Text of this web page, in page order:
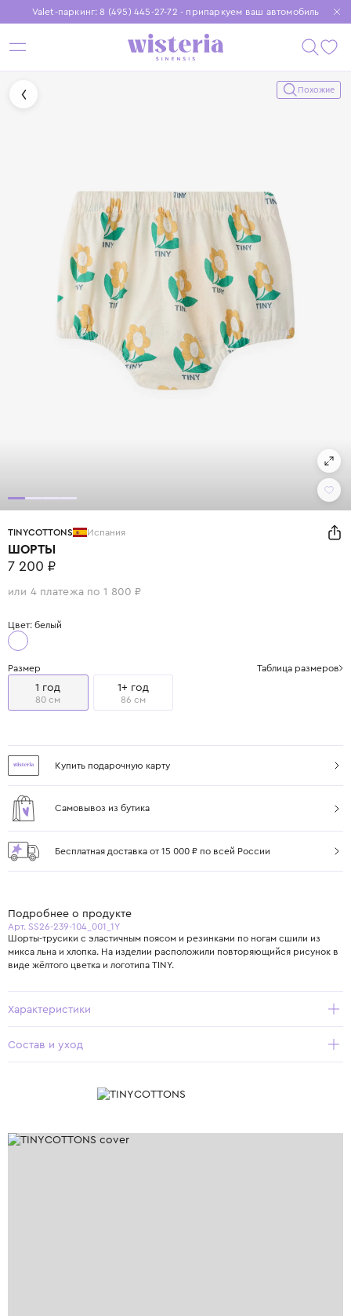
Valet-паркинг: 8 (495) 445-27-72 - припаркуем ваш автомобиль
Бесплатная доставка при заказе от 15 000 ₽
Установите приложение, чтобы покупки были еще удобнее
Похожие
TINYCOTTONS Испания
ШОРТЫ
7 200 ₽
или 4 платежа по 1 800 ₽
Цвет: белый
Размер Таблица размеров
1 год
80 см
1+ год
86 см
Купить подарочную карту
Самовывоз из бутика
Бесплатная доставка от 15 000 ₽ по всей России
Подробнее о продукте
Арт. SS26-239-104_001_1Y
Шорты-трусики с эластичным поясом и резинками по ногам сшили из
микса льна и хлопка. На изделии расположили повторяющийся рисунок в
виде жёлтого цветка и логотипа TINY.
Характеристики
Состав и уход